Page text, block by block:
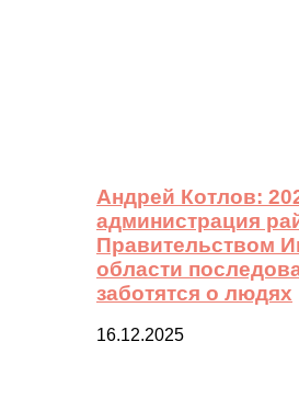
Андрей Котлов:
администрация
Правительством
области
заботятся о людях
16.12.2025